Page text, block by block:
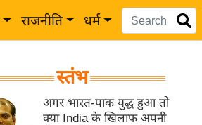
राजनीति धर्म
स्तंभ
अगर भारत-पाक युद्ध हुआ तो
क्या India के खिलाफ अपनी